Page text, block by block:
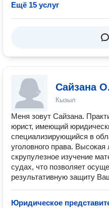
Ещё 15 услуг
Сайзана
Кызыл
Меня зовут Сайзана.
юрист, имеющий
специализирующийся в
уголовного права. Высокая
скрупулезное изучение
судах, что позволяет
результативную защиту
Юридическое